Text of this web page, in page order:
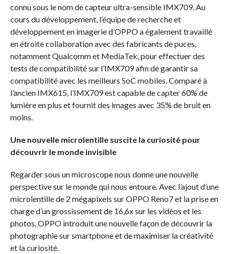
connu sous le nom de capteur ultra-sensible IMX709. Au
cours du développement, l’équipe de recherche et
développement en imagerie d’OPPO a également travaillé
en étroite collaboration avec des fabricants de puces,
notamment Qualcomm et MediaTek, pour effectuer des
tests de compatibilité sur l’IMX709 afin de garantir sa
compatibilité avec les meilleurs SoC mobiles. Comparé à
l’ancien IMX615, l’IMX709 est capable de capter 60% de
lumière en plus et fournit des images avec 35% de bruit en
moins.
Une nouvelle microlentille suscite la curiosité pour
découvrir le monde invisible
Regarder sous un microscope nous donne une nouvelle
perspective sur le monde qui nous entoure. Avec l’ajout d’une
microlentille de 2 mégapixels sur OPPO Reno7 et la prise en
charge d’un grossissement de 16,6x sur les vidéos et les
photos, OPPO introduit une nouvelle façon de découvrir la
photographie sur smartphone et de maximiser la créativité
et la curiosité.